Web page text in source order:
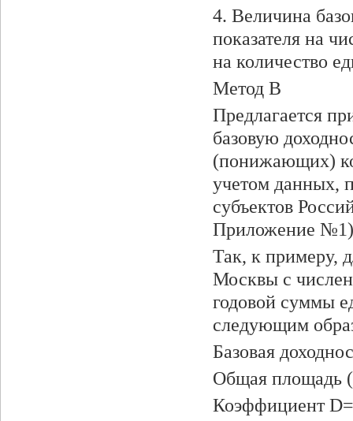
4. Величина
показателя на
на количество
Метод В
Предлагается
базовую
(понижающих)
учетом данных,
субъектов
Приложение
Так, к примеру,
Москвы с
годовой суммы
следующим
Базовая
Общая площадь
Коэффициент